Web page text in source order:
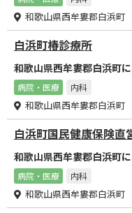
和歌山県西牟婁郡白浜町
白浜町椿診療所
和歌山県西牟婁郡白浜町
病院・医療 内科
和歌山県西牟婁郡白浜町
白浜町国民健康保険直
和歌山県西牟婁郡白浜町
病院・医療 内科
和歌山県西牟婁郡白浜町